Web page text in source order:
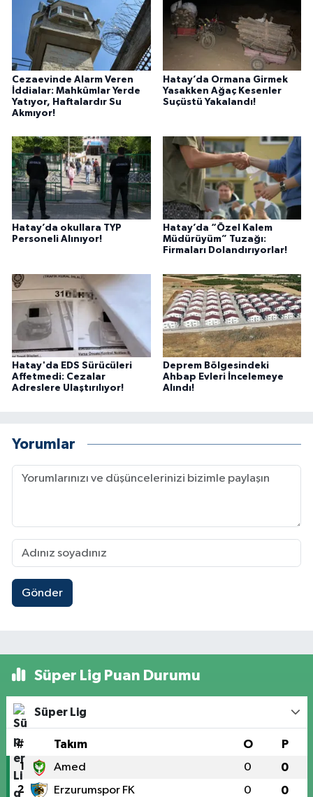
Cezaevinde Alarm Veren
İddialar: Mahkûmlar Yerde
Yatıyor, Haftalardır Su
Akmıyor!
Hatay’da Ormana Girmek
Yasakken Ağaç Kesenler
Suçüstü Yakalandı!
Hatay’da okullara TYP
Personeli Alınıyor!
Hatay’da “Özel Kalem
Müdürüyüm” Tuzağı:
Firmaları Dolandırıyorlar!
Hatay'da EDS Sürücüleri
Affetmedi: Cezalar
Adreslere Ulaştırılıyor!
Deprem Bölgesindeki
Ahbap Evleri İncelemeye
Alındı!
Yorumlar
Gönder
Süper Lig Puan Durumu
Süper Lig
# Takım O P
1 Amed 0 0
2 Erzurumspor FK 0 0